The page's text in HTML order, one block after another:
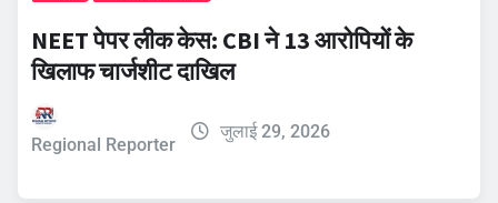
NEET पेपर लीक केस: CBI ने 13 आरोपियों के
खिलाफ चार्जशीट दाखिल
Regional Reporter
जुलाई 29, 2026